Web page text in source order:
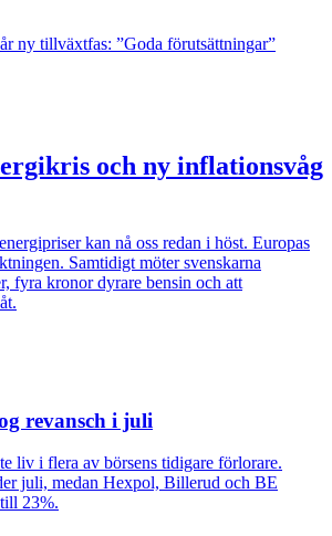
ny tillväxtfas: ”Goda förutsättningar”
och ny inflationsvåg
kan nå oss redan i höst. Europas
Samtidigt möter svenskarna
fyra kronor dyrare bensin och att
revansch i juli
liv i flera av börsens tidigare förlorare.
juli, medan Hexpol, Billerud och BE
23%.